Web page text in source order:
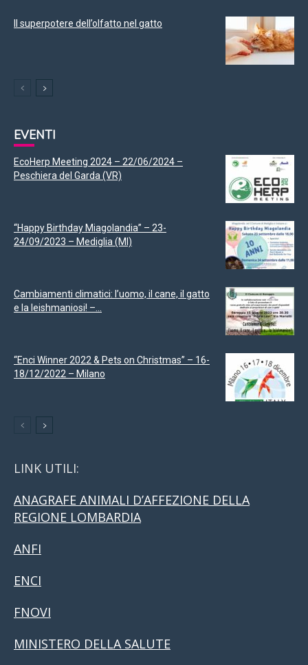
Il superpotere dell’olfatto nel gatto
EVENTI
EcoHerp Meeting 2024 – 22/06/2024 –
Peschiera del Garda (VR)
“Happy Birthday Miagolandia” – 23-
24/09/2023 – Mediglia (MI)
Cambiamenti climatici: l’uomo, il cane, il gatto
e la leishmaniosi! –...
“Enci Winner 2022 & Pets on Christmas” – 16-
18/12/2022 – Milano
LINK UTILI:
ANAGRAFE ANIMALI D’AFFEZIONE DELLA
REGIONE LOMBARDIA
ANFI
ENCI
FNOVI
MINISTERO DELLA SALUTE